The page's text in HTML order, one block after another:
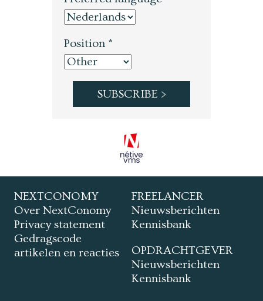
Position *
NEXTCONOMY
Over NextConomy
Privacy statement
Gedragscode
artikelen en reacties
FREELANCER
Nieuwsberichten
Kennisbank
OPDRACHTGEVER
Nieuwsberichten
Kennisbank